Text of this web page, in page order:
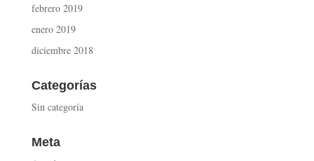
febrero 2019
enero 2019
diciembre 2018
Categorías
Sin categoría
Meta